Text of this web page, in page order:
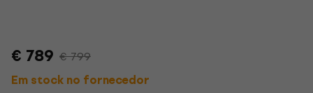
€ 789 € 799
Em stock no fornecedor